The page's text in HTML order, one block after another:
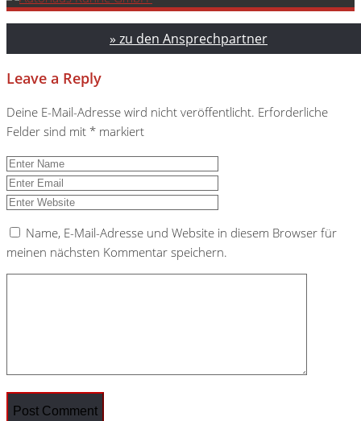
» zu den Ansprechpartner
Leave a Reply
Deine E-Mail-Adresse wird nicht veröffentlicht. Erforderliche
Felder sind mit * markiert
Name, E-Mail-Adresse und Website in diesem Browser für
meinen nächsten Kommentar speichern.